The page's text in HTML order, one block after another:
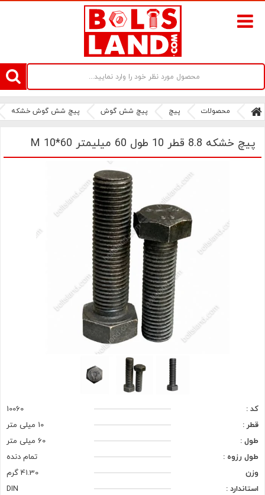
سامانه آنلاین فروش پیچ و مهره های صنعتی بولتز لند | سرزمین پیچ
محصولات پیچ پیچ شش گوش پیچ شش گوش خشکه
پیچ خشکه 8.8 قطر 10 طول 60 میلیمتر M 10*60
کد :
10060
قطر :
10 میلی متر
طول :
60 میلی متر
طول رزوه :
تمام دنده
وزن
41.30 گرم
استاندارد :
DIN